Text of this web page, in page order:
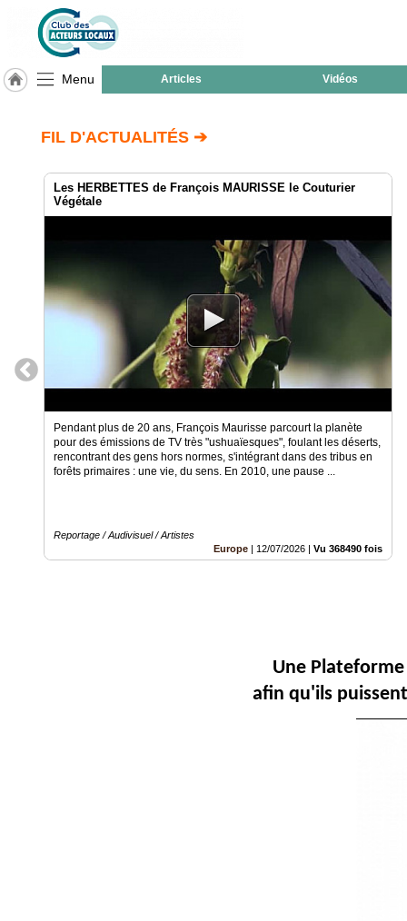
Menu Articles Vidéos
Bressols
Pourquoi
Nos
Objectifs
Actualités
FIL D'ACTUALITÉS ➔
Les HERBETTES de François MAURISSE le Couturier
Végétale
Pendant plus de 20 ans, François Maurisse parcourt la planète
pour des émissions de TV très "ushuaïesques", foulant les déserts,
rencontrant des gens hors normes, s'intégrant dans des tribus en
forêts primaires : une vie, du sens. En 2010, une pause ...
Reportage / Audivisuel / Artistes
Europe | 12/07/2026 | Vu 368490 fois
Une
afin qu'ils